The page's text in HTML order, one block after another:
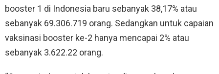
booster 1 di Indonesia baru sebanyak 38,17% atau
sebanyak 69.306.719 orang. Sedangkan untuk capaian
vaksinasi booster ke-2 hanya mencapai 2% atau
sebanyak 3.622.22 orang.